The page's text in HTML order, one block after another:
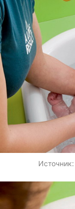
Источник: